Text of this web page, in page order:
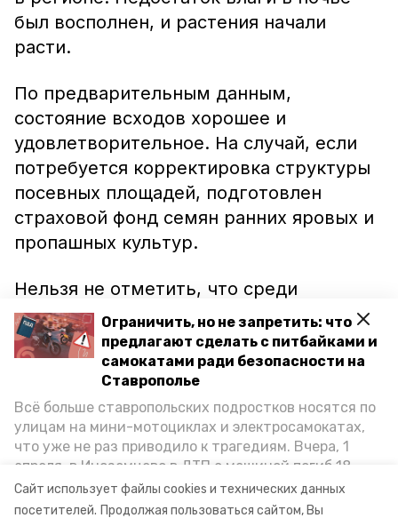
Сайт использует файлы cookies и технических данных
посетителей. Продолжая пользоваться сайтом, Вы
Ограничить, но не запретить: что
предлагают сделать с питбайками и
самокатами ради безопасности на
Ставрополье
Всё больше ставропольских подростков носятся по
улицам на мини-мотоциклах и электросамокатах,
что уже не раз приводило к трагедиям. Вчера, 1
апреля, в Иноземцево в ДТП с машиной погиб 18-
летний пассажир питбайка, катавшийся без шлема.
Как избежать несчастных случаев, обсудили на
был восполнен, и растения начали
расти.
По предварительным данным,
состояние всходов хорошее и
удовлетворительное. На случай, если
потребуется корректировка структуры
посевных площадей, подготовлен
страховой фонд семян ранних яровых и
пропашных культур.
Нельзя не отметить, что среди
аграриев региона были распределены
2,8 миллиарда рублей господдержки,
что составляет 60% от намеченного
Ранее информпорталсообщало том,
что аграрии Кочубеевского района
накопали 552,1 тысячи тонн сахарной
свёклы.